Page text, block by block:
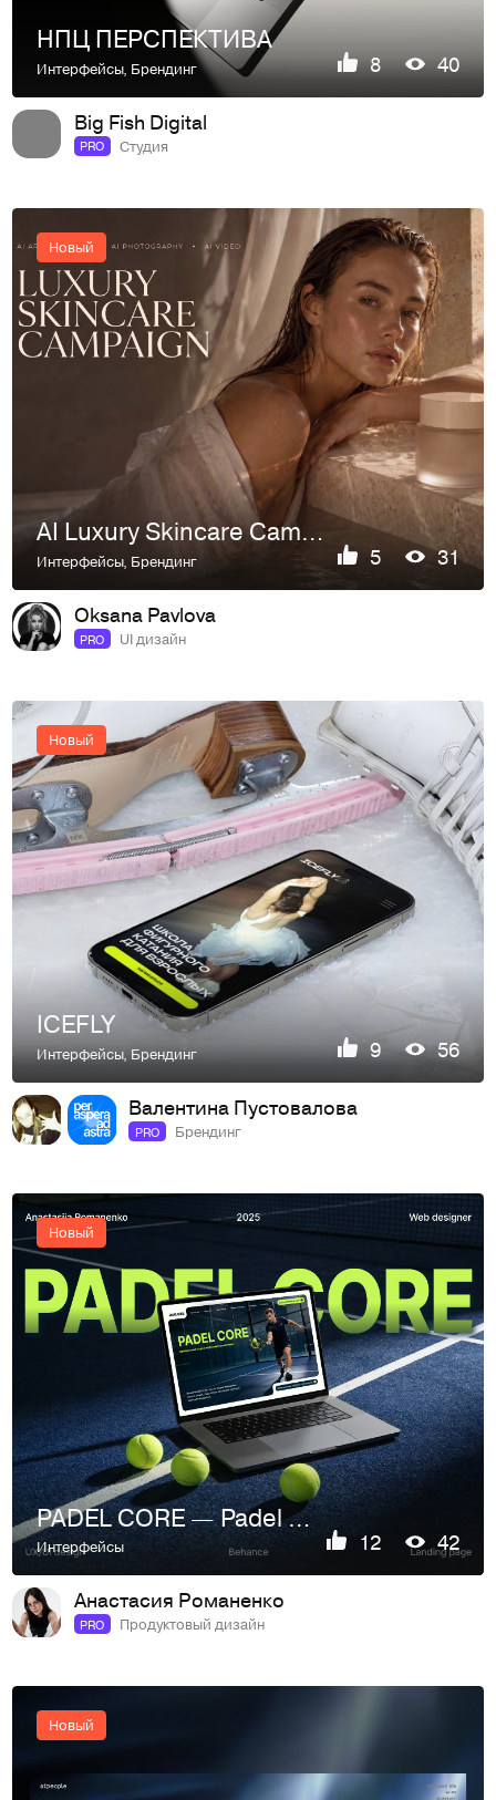
НПЦ ПЕРСПЕКТИВА
Интерфейсы, Брендинг 8 40
Big Fish Digital
PRO Студия
Новый
AI Luxury Skincare Campaign
Интерфейсы, Брендинг 5 31
Oksana Pavlova
PRO UI дизайн
Новый
ICEFLY
Интерфейсы,Брендинг 9 56
Валентина Пустовалова
PRO Брендинг
Новый
PADEL CORE — Padel Club Website Design / UX & Branding
Интерфейсы 12 42
Анастасия Романенко
PRO Продуктовый дизайн
Новый